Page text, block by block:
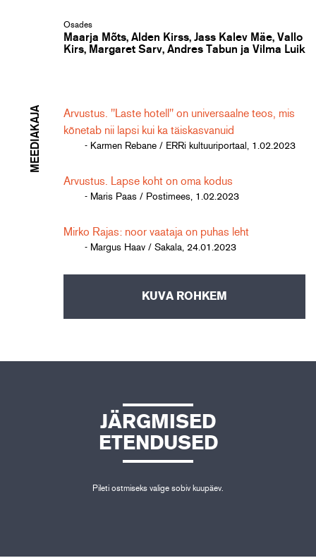
Osades
Maarja Mõts, Alden Kirss, Jass Kalev Mäe, Vallo
Kirs, Margaret Sarv, Andres Tabun ja Vilma Luik
MEEDIAKAJA
Arvustus. "Laste hotell" on universaalne teos, mis
kõnetab nii lapsi kui ka täiskasvanuid
- Karmen Rebane / ERRi kultuuriportaal, 1.02.2023
Arvustus. Lapse koht on oma kodus
- Maris Paas / Postimees, 1.02.2023
Mirko Rajas: noor vaataja on puhas leht
- Margus Haav / Sakala, 24.01.2023
KUVA ROHKEM
JÄRGMISED
ETENDUSED
Pileti ostmiseks valige sobiv kuupäev.